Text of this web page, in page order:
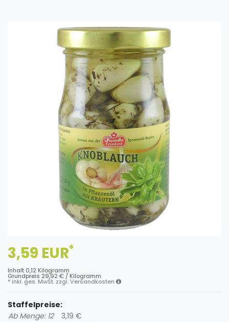
3,59 EUR*
Inhalt 0,12 Kilogramm
Grundpreis 29,92 € / Kilogramm
* inkl. ges. MwSt. zzgl.Versandkosten
Staffelpreise:
Ab Menge: 12
3,19 €